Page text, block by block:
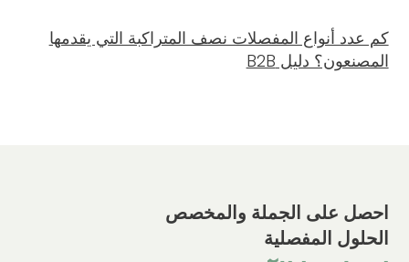
كم عدد أنواع المفصلات نصف المتراكبة التي يقدمها
المصنعون؟ دليل B2B
احصل على الجملة والمخصص
الحلول المفصلية